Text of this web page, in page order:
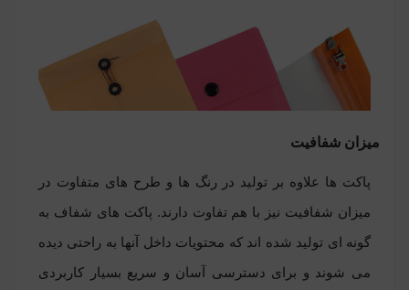
میزان شفافیت
پاکت ها علاوه بر تولید در رنگ ها و طرح های متفاوت در
میزان شفافیت نیز با هم تفاوت دارند. پاکت های شفاف به
گونه ای تولید شده اند که محتویات داخل آنها به راحتی دیده
می شوند و برای دسترسی آسان و سریع بسیار کاربردی